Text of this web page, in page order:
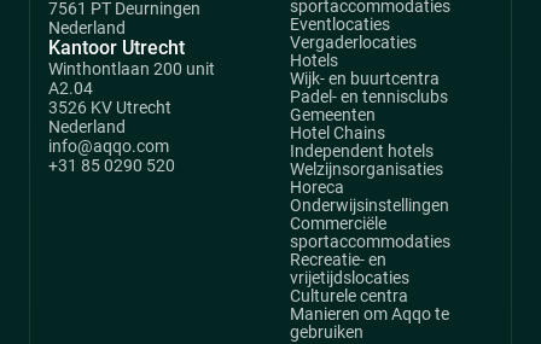
7561 PT Deurningen
Nederland
Kantoor Utrecht
Winthontlaan 200 unit
A2.04
3526 KV Utrecht
Nederland
info@aqqo.com
+31 85 0290 520
sportaccommodaties
Eventlocaties
Vergaderlocaties
Hotels
Wijk- en buurtcentra
Padel- en tennisclubs
Gemeenten
Hotel Chains
Independent hotels
Welzijnsorganisaties
Horeca
Onderwijsinstellingen
Commerciële
sportaccommodaties
Recreatie- en
vrijetijdslocaties
Culturele centra
Manieren om Aqqo te
gebruiken